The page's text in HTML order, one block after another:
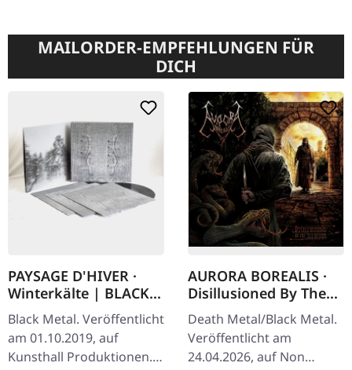
MAILORDER-EMPFEHLUNGEN FÜR
DICH
PAYSAGE D'HIVER ·
Winterkälte | BLACK
3LP
Black Metal. Veröffentlicht
am 01.10.2019, auf
Kunsthall Produktionen.
AURORA BOREALIS ·
Disillusioned By The
Illusion | DIGIPAK CD
Death Metal/Black Metal.
Veröffentlicht am
24.04.2026, auf Non